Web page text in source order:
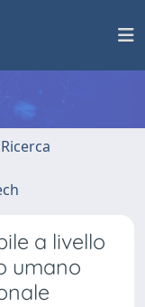
a livello
umano